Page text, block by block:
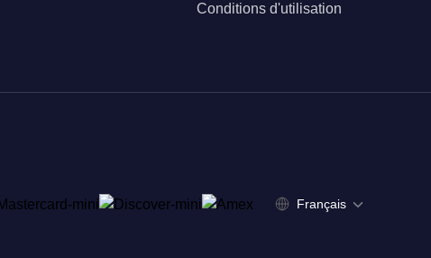
Conditions d'utilisation
Français